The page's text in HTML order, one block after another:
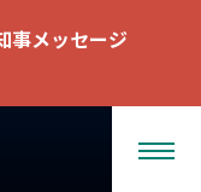
事メッセージ